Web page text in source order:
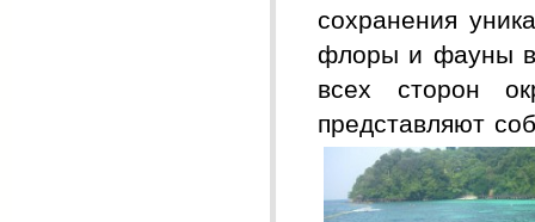
сохранения
флоры и фауны
всех сторон
представляют